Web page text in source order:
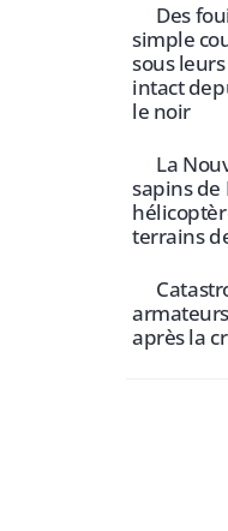
Des
simple
sous
intact
le noir
La
sapins de
terrains
après la